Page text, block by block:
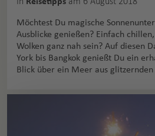
Möchtest Du magische
Ausblicke genießen? Einfach
Wolken ganz nah sein? Auf diesen
York bis Bangkok genießt Du ein
Blick über ein Meer aus